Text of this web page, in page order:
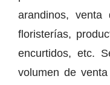
arandinos, venta
floristerías,
encurtidos, etc.
volumen de